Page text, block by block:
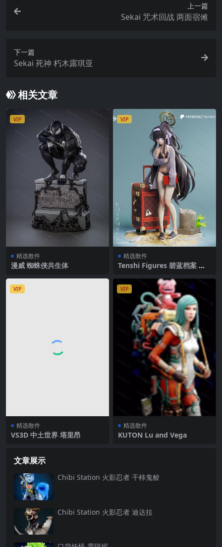
上一篇
Sekai 咒术回战 两面宿傩
下一篇
Sekai 死神 朽木露琪亚
相关文章
VIP
精选散件
漫威 蜘蛛侠共生体
VIP
精选散件
Tenshi Figures 碧蓝档案 古
VIP
精选散件
VS3D 中土世界 塔里昂
VIP
精选散件
KUTON Lu and Vega
文章展示
Chibi Station 火影忍者 干柿鬼鲛
Chibi Station 火影忍者 迪达拉